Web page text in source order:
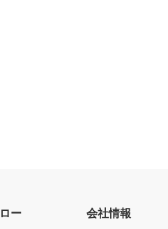
ー 会社情報